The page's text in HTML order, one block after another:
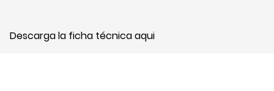
Descarga la ficha técnica aqui